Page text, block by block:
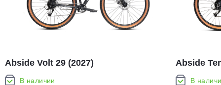
Abside Volt 29 (2027)
В наличии
Abside
В